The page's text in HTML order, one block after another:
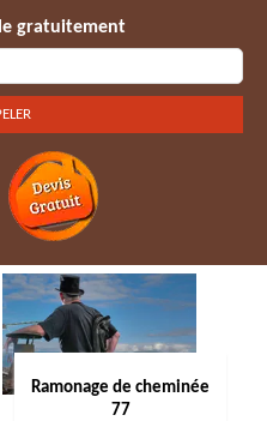
gratuitement
Ramonage de cheminée
77